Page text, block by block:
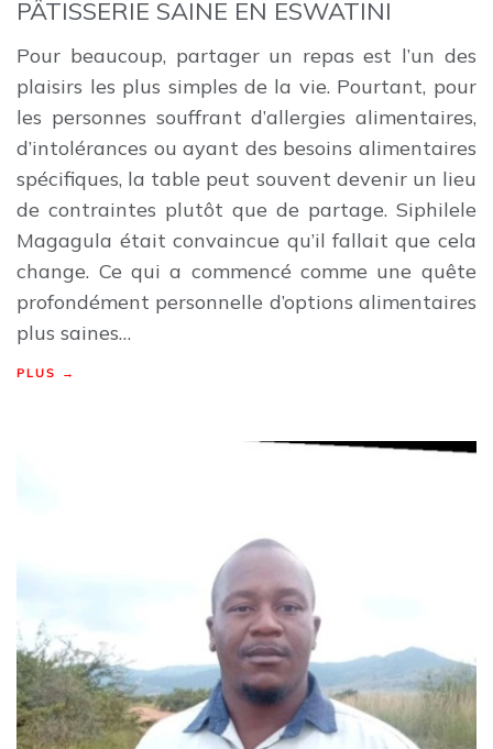
PÂTISSERIE SAINE EN ESWATINI
Pour beaucoup, partager un repas est l’un des
plaisirs les plus simples de la vie. Pourtant, pour
les personnes souffrant d’allergies alimentaires,
d’intolérances ou ayant des besoins alimentaires
spécifiques, la table peut souvent devenir un lieu
de contraintes plutôt que de partage. Siphilele
Magagula était convaincue qu’il fallait que cela
change. Ce qui a commencé comme une quête
profondément personnelle d’options alimentaires
plus saines…
PLUS →